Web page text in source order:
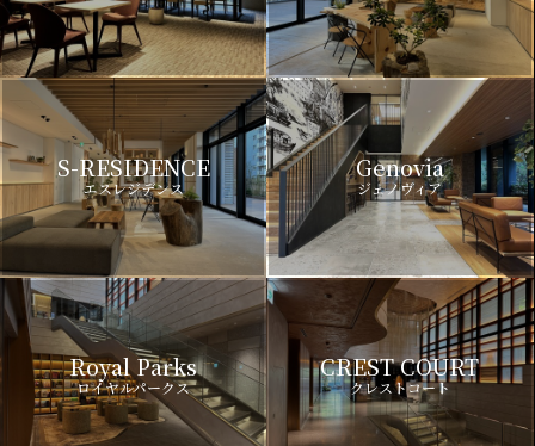
S-RESIDENCE
エスレジデンス
Genovia
ジェノヴィア
Royal Parks
ロイヤルパークス
CREST COURT
クレストコート